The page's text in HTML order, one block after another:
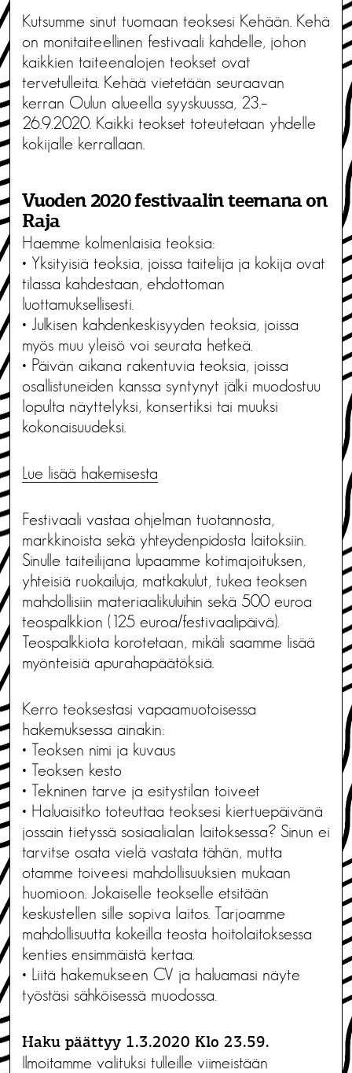
Kutsumme sinut tuomaan teoksesi Kehään. Kehä
on monitaiteellinen festivaali kahdelle, johon
kaikkien taiteenalojen teokset ovat
tervetulleita. Kehää vietetään seuraavan
kerran Oulun alueella syyskuussa, 23.–
26.9.2020. Kaikki teokset toteutetaan yhdelle
kokijalle kerrallaan.
Vuoden 2020 festivaalin teemana on
Raja
Haemme kolmenlaisia teoksia:
• Yksityisiä teoksia, joissa taitelija ja kokija ovat
tilassa kahdestaan, ehdottoman
luottamuksellisesti.
• Julkisen kahdenkeskisyyden teoksia, joissa
myös muu yleisö voi seurata hetkeä.
• Päivän aikana rakentuvia teoksia, joissa
osallistuneiden kanssa syntynyt jälki muodostuu
lopulta näyttelyksi, konsertiksi tai muuksi
kokonaisuudeksi.
Lue lisää hakemisesta
Festivaali vastaa ohjelman tuotannosta,
markkinoista sekä yhteydenpidosta laitoksiin.
Sinulle taiteilijana lupaamme kotimajoituksen,
yhteisiä ruokailuja, matkakulut, tukea teoksen
mahdollisiin materiaalikuluihin sekä 500 euroa
teospalkkion (125 euroa/festivaalipäivä).
Teospalkkiota korotetaan, mikäli saamme lisää
myönteisiä apurahapäätöksiä.
Kerro teoksestasi vapaamuotoisessa
hakemuksessa ainakin:
• Teoksen nimi ja kuvaus
• Teoksen kesto
• Tekninen tarve ja esitystilan toiveet
• Haluaisitko toteuttaa teoksesi kiertuepäivänä
jossain tietyssä sosiaalialan laitoksessa? Sinun ei
tarvitse osata vielä vastata tähän, mutta
otamme toiveesi mahdollisuuksien mukaan
huomioon. Jokaiselle teokselle etsitään
keskustellen sille sopiva laitos. Tarjoamme
mahdollisuutta kokeilla teosta hoitolaitoksessa
kenties ensimmäistä kertaa.
• Liitä hakemukseen CV ja haluamasi näyte
työstäsi sähköisessä muodossa.
Haku päättyy 1.3.2020 Klo 23.59.
Ilmoitamme valituksi tulleille viimeistään